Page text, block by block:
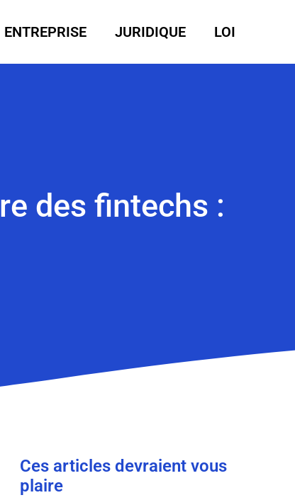
ENTREPRISE JURIDIQUE LOI
des fintechs :
Ces articles devraient vous
plaire